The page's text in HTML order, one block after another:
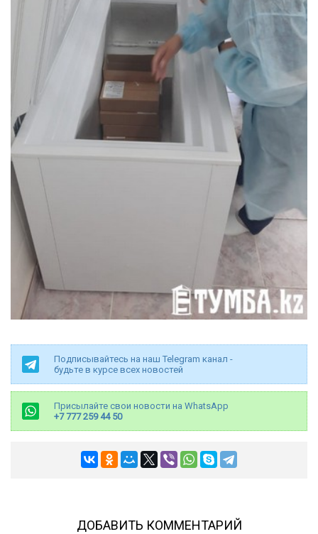
Подписывайтесь на наш Telegram канал -
будьте в курсе всех новостей
Присылайте свои новости на WhatsApp
+7 777 259 44 50
ДОБАВИТЬ КОММЕНТАРИЙ